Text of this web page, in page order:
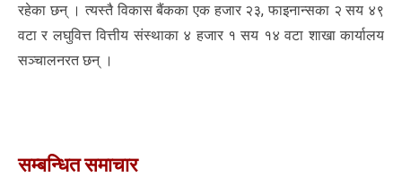
रहेका छन् । त्यस्तै विकास बैंकका एक हजार २३, फाइनान्सका २ सय ४९
वटा र लघुवित्त वित्तीय संस्थाका ४ हजार १ सय १४ वटा शाखा कार्यालय
सञ्चालनरत छन् ।
सम्बन्धित समाचार